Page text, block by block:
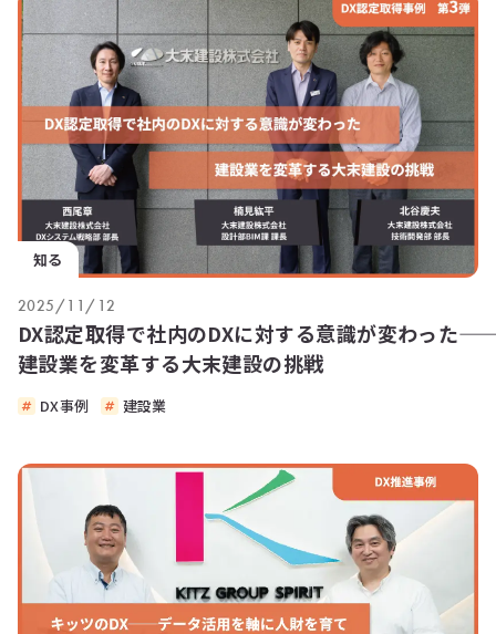
知る
2025/11/12
DX認定取得で社内のDXに対する意識が変わった――
建設業を変革する大末建設の挑戦
DX事例 建設業